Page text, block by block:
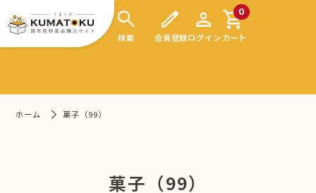
search
検索
edit
会員登録
person
ログイン
0
shopping_cart
カート
ホーム 菓子（99）
菓子（99）